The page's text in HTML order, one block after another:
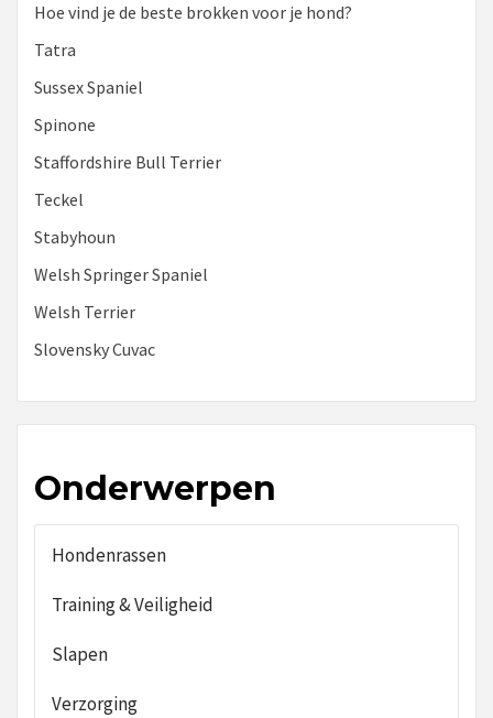
Hoe vind je de beste brokken voor je hond?
Tatra
Sussex Spaniel
Spinone
Staffordshire Bull Terrier
Teckel
Stabyhoun
Welsh Springer Spaniel
Welsh Terrier
Slovensky Cuvac
Onderwerpen
Hondenrassen
Training & Veiligheid
Slapen
Verzorging